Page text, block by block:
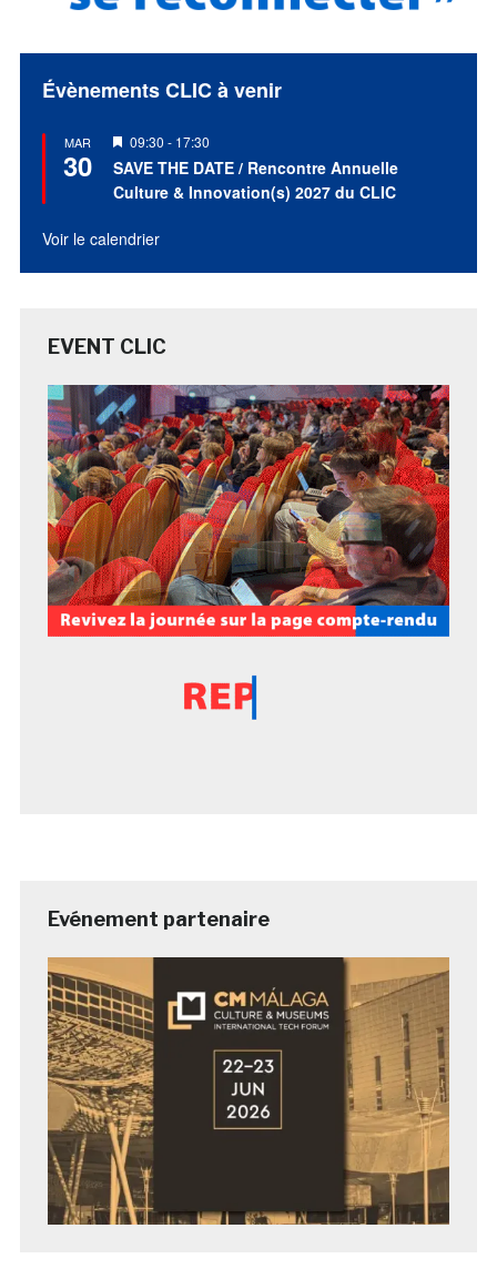
Évènements CLIC à venir
MAR
30
Mis
en
avant
09:30 - 17:30
SAVE THE DATE / Rencontre Annuelle
Culture & Innovation(s) 2027 du CLIC
Voir le calendrier
EVENT CLIC
Evénement partenaire